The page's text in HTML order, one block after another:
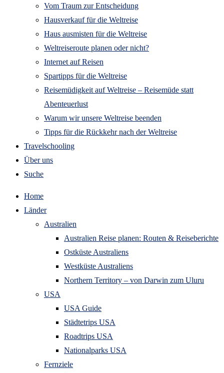
Vom Traum zur Entscheidung
Hausverkauf für die Weltreise
Haus ausmisten für die Weltreise
Weltreiseroute planen oder nicht?
Internet auf Reisen
Spartipps für die Weltreise
Reisemüdigkeit auf Weltreise – Reisemüde statt
Abenteuerlust
Warum wir unsere Weltreise beenden
Tipps für die Rückkehr nach der Weltreise
Travelschooling
Über uns
Suche
Home
Länder
Australien
Australien Reise planen: Routen & Reiseberichte
Ostküste Australiens
Westküste Australiens
Northern Territory – von Darwin zum Uluru
USA
USA Guide
Städtetrips USA
Roadtrips USA
Nationalparks USA
Fernziele